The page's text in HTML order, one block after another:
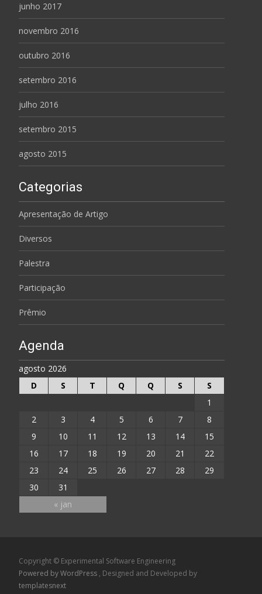
junho 2017
novembro 2016
outubro 2016
setembro 2016
julho 2016
setembro 2015
agosto 2015
Categorias
Apresentação de Artigo
Diversos
Palestra
Participação
Prêmio
Agenda
agosto 2026
D
S T Q Q S S
« jan
1
2
3 4 5 6 7
8
9
10 11 12 13 14
15
16
17 18 19 20 21
22
23
24 25 26 27 28
29
30
31
Copyright © Experimental Software Engineering
Powered by WordPress , Designed and Developed by
templatesnext